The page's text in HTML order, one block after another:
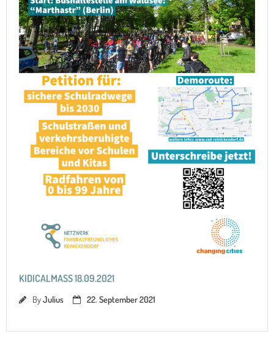
KIDICALMASS 18.09.2021
ByJulius 22. September 2021